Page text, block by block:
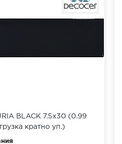
BLACK 7.5x30 (0.99
кратно уп.)